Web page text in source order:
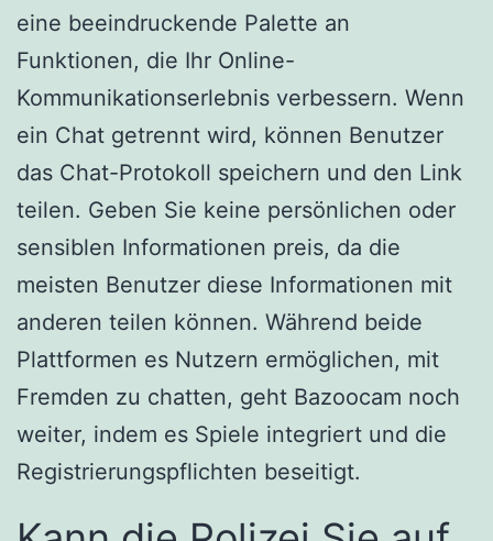
eine beeindruckende Palette an
Funktionen, die Ihr Online-
Kommunikationserlebnis verbessern. Wenn
ein Chat getrennt wird, können Benutzer
das Chat-Protokoll speichern und den Link
teilen. Geben Sie keine persönlichen oder
sensiblen Informationen preis, da die
meisten Benutzer diese Informationen mit
anderen teilen können. Während beide
Plattformen es Nutzern ermöglichen, mit
Fremden zu chatten, geht Bazoocam noch
weiter, indem es Spiele integriert und die
Registrierungspflichten beseitigt.